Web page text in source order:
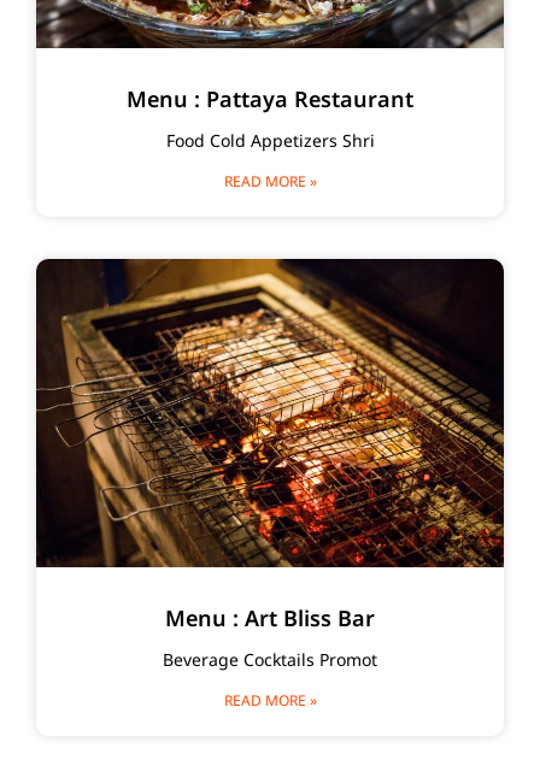
Menu : Pattaya Restaurant
Food Cold Appetizers Shri
READ MORE »
Menu : Art Bliss Bar
Beverage Cocktails Promot
READ MORE »